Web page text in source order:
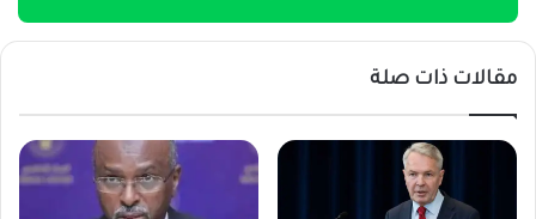
مقالات ذات صلة